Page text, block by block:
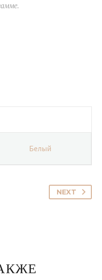
Белый
NEXT